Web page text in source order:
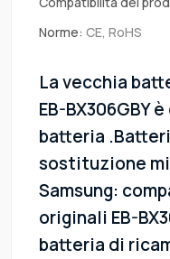
Norme: CE, RoHS
La vecchia
EB-BX306GBY
batteria
sostituzione
Samsung:
originali EB-
batteria di